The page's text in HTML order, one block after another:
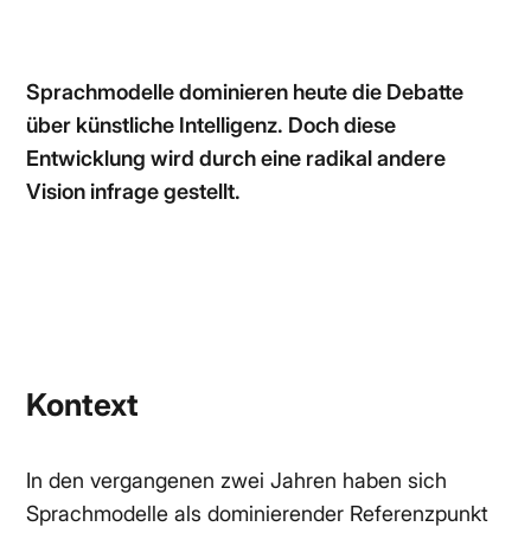
Sprachmodelle dominieren heute die Debatte
über künstliche Intelligenz. Doch diese
Entwicklung wird durch eine radikal andere
Vision infrage gestellt.
Kontext
In den vergangenen zwei Jahren haben sich
Sprachmodelle als dominierender Referenzpunkt